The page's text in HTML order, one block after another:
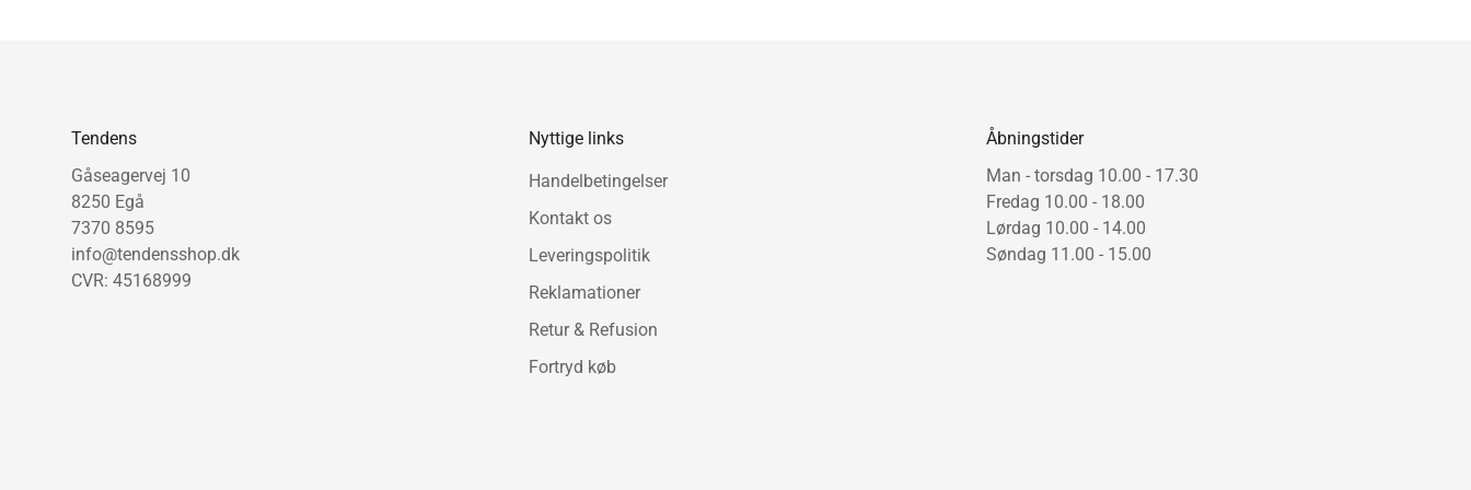
Tendens
Gåseagervej 10
8250 Egå
7370 8595
info@tendensshop.dk
CVR: 45168999
Nyttige links
Handelbetingelser
Kontakt os
Leveringspolitik
Reklamationer
Retur & Refusion
Fortryd køb
Åbningstider
Man - torsdag 10.00 - 17.30
Fredag 10.00 - 18.00
Lørdag 10.00 - 14.00
Søndag 11.00 - 15.00